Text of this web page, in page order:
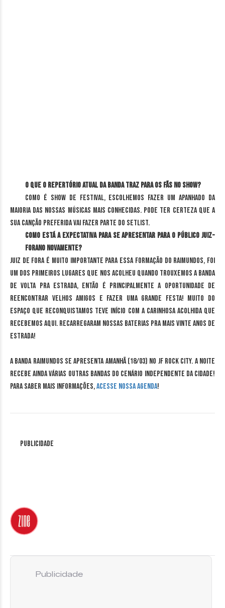
O que o repertório atual da banda traz para os fãs no show?
Como é show de Festival, escolhemos fazer um apanhado da
maioria das nossas músicas mais conhecidas. Pode ter certeza que a
sua canção preferida vai fazer parte do setlist.
Como está a expectativa para se apresentar para o público juiz-
forano novamente?
Juiz de Fora é muito importante para essa formação do Raimundos, foi
um dos primeiros lugares que nos acolheu quando trouxemos a banda
de volta pra estrada, então é principalmente a oportunidade de
reencontrar velhos amigos e fazer uma grande festa! Muito do
espaço que reconquistamos teve início com a carinhosa acolhida que
recebemos aqui. Recarregaram nossas baterias pra mais vinte anos de
estrada!
A banda Raimundos se apresenta amanhã (18/03) no JF Rock City. A noite
recebe ainda várias outras bandas do cenário independente da cidade!
Para saber mais informações,acesse nossa agenda!
Publicidade
Publicidade